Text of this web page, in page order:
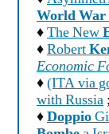
World
♦The New
♦Robert
Economic
♦(ITA via
with Russia ;
♦Doppio